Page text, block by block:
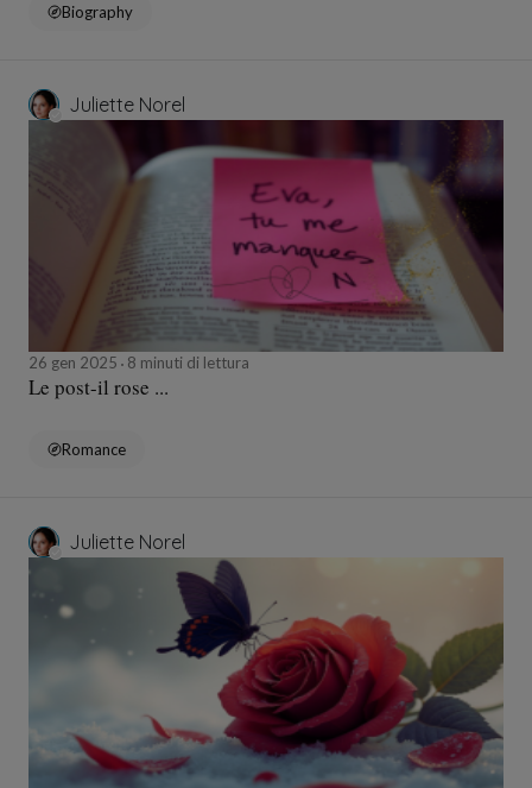
Biography
Juliette Norel
26 gen 2025 8 minuti di lettura
Le post-il rose ...
Romance
Juliette Norel